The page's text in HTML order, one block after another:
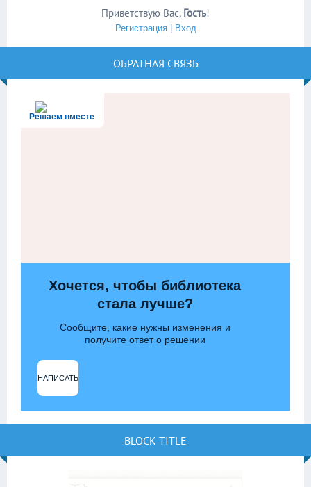
Приветствую Вас, Гость!
Регистрация| Вход
ОБРАТНАЯ СВЯЗЬ
Решаем вместе
Хочется, чтобы библиотека
стала лучше?
Сообщите, какие нужны изменения и
получите ответ о решении
НАПИСАТЬ
BLOCK TITLE